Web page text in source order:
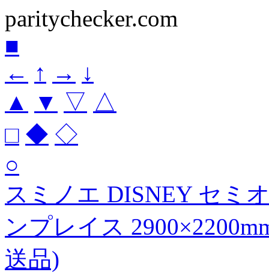
paritychecker.com
■
← ↑ → ↓
▲
▼ ▽ △
□ ◆ ◇
○
スミノエ DISNEY セミ
ンプレイス
送品)